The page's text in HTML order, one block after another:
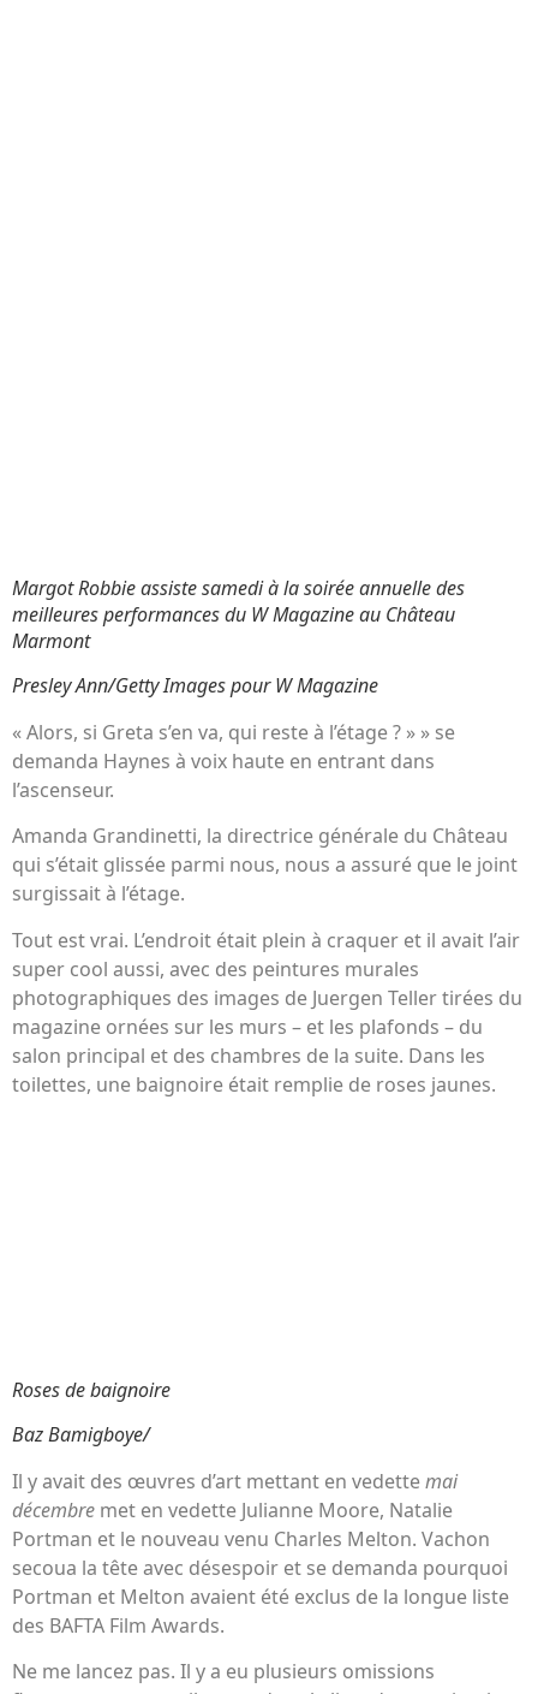
Margot Robbie assiste samedi à la soirée annuelle des
meilleures performances du W Magazine au Château
Marmont
Presley Ann/Getty Images pour W Magazine
« Alors, si Greta s’en va, qui reste à l’étage ? » » se
demanda Haynes à voix haute en entrant dans
l’ascenseur.
Amanda Grandinetti, la directrice générale du Château
qui s’était glissée parmi nous, nous a assuré que le joint
surgissait à l’étage.
Tout est vrai. L’endroit était plein à craquer et il avait l’air
super cool aussi, avec des peintures murales
photographiques des images de Juergen Teller tirées du
magazine ornées sur les murs – et les plafonds – du
salon principal et des chambres de la suite. Dans les
toilettes, une baignoire était remplie de roses jaunes.
Roses de baignoire
Baz Bamigboye/
Il y avait des œuvres d’art mettant en vedettemai
décembre met en vedette Julianne Moore, Natalie
Portman et le nouveau venu Charles Melton. Vachon
secoua la tête avec désespoir et se demanda pourquoi
Portman et Melton avaient été exclus de la longue liste
des BAFTA Film Awards.
Ne me lancez pas. Il y a eu plusieurs omissions